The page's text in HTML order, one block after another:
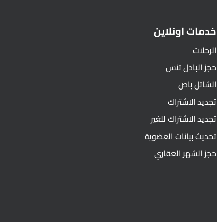
خدمات اونلاين
الرحلات
حجز البادل تنس
الشاتل باص
تجديد الاشتراك
تجديد الاشتراك للغير
تحديث بيانات العضوية
حجز الشهر العقاري